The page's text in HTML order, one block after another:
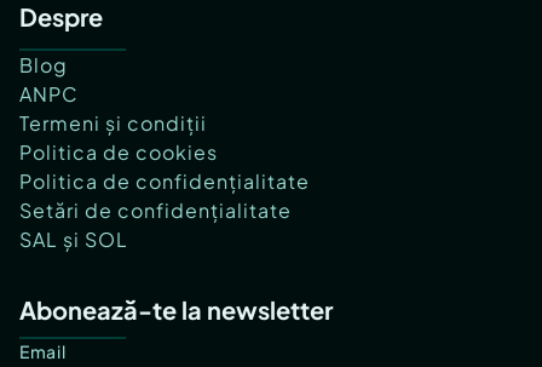
Despre
Blog
ANPC
Termeni și condiții
Politica de cookies
Politica de confidențialitate
Setări de confidențialitate
SAL și SOL
Abonează-te la newsletter
Email